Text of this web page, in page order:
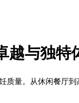
越与独特
质量。从休闲餐厅